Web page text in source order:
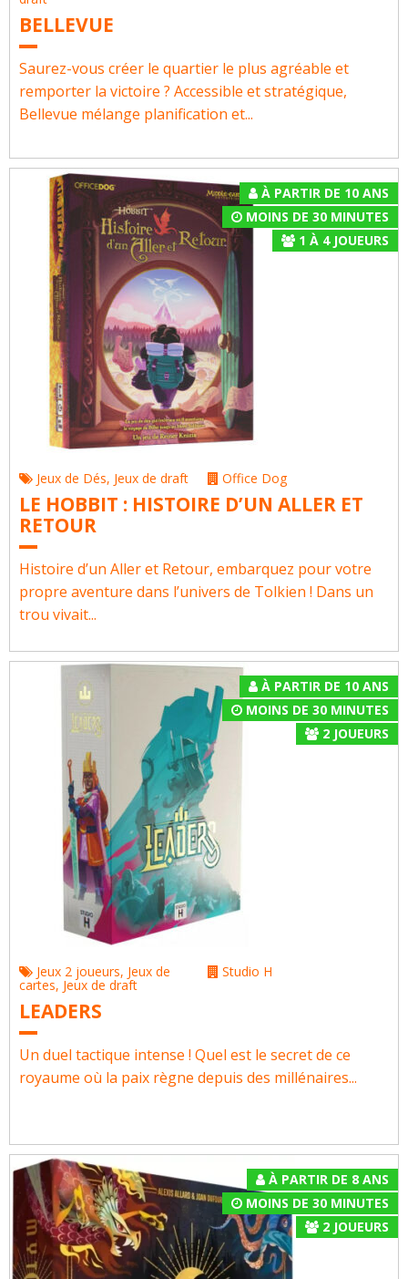
BELLEVUE
Saurez-vous créer le quartier le plus agréable et
remporter la victoire ? Accessible et stratégique,
Bellevue mélange planification et...
À PARTIR DE 10 ANS
MOINS DE 30 MINUTES
1 À 4JOUEURS
Jeux de Dés, Jeux de draft Office Dog
LE HOBBIT : HISTOIRE D’UN ALLER ET
RETOUR
Histoire d’un Aller et Retour, embarquez pour votre
propre aventure dans l’univers de Tolkien ! Dans un
trou vivait...
À PARTIR DE 10 ANS
MOINS DE 30 MINUTES
2JOUEURS
Jeux 2 joueurs, Jeux de
cartes, Jeux de draft
Studio H
LEADERS
Un duel tactique intense ! Quel est le secret de ce
royaume où la paix règne depuis des millénaires...
À PARTIR DE 8 ANS
MOINS DE 30 MINUTES
2JOUEURS